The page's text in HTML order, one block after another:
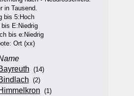
in Tausend.
bis 5:Hoch
E:Niedrig
bis e:Niedrig
Ort (xx)
(14)
(2)
(1)